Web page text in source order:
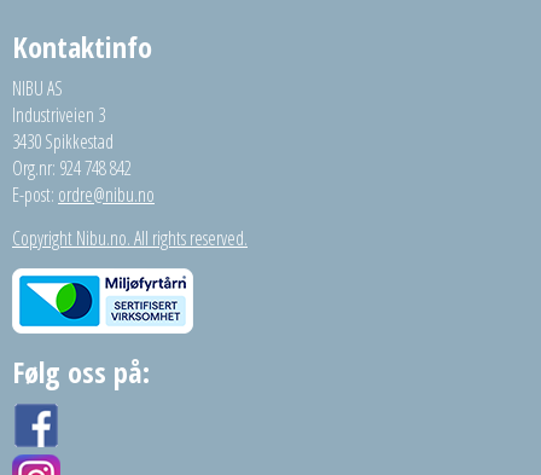
Kontaktinfo
NIBU AS
Industriveien 3
3430 Spikkestad
Org.nr: 924 748 842
E-post: ordre@nibu.no
Copyright Nibu.no. All rights reserved.
Følg oss på: